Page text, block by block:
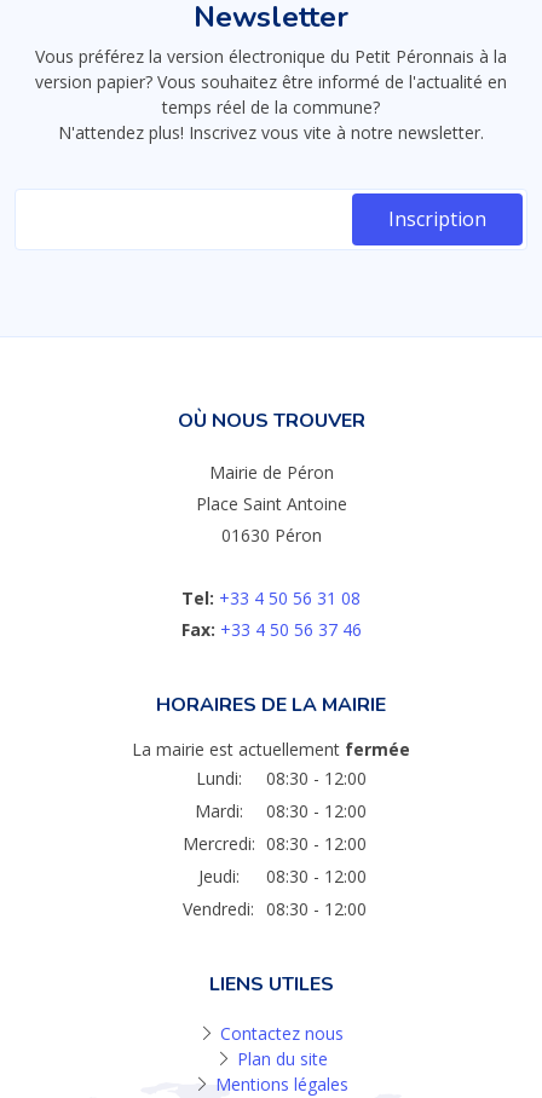
Newsletter
Vous préférez la version électronique du Petit Péronnais à la
version papier? Vous souhaitez être informé de l'actualité en
temps réel de la commune?
N'attendez plus! Inscrivez vous vite à notre newsletter.
OÙ NOUS TROUVER
Mairie de Péron
Place Saint Antoine
01630 Péron
Tel: +33 4 50 56 31 08
Fax: +33 4 50 56 37 46
HORAIRES DE LA MAIRIE
La mairie est actuellement fermée
Lundi:
08:30 - 12:00
Mardi:
08:30 - 12:00
Mercredi: 08:30 - 12:00
Jeudi:
08:30 - 12:00
Vendredi: 08:30 - 12:00
LIENS UTILES
Contactez nous
Plan du site
Mentions légales